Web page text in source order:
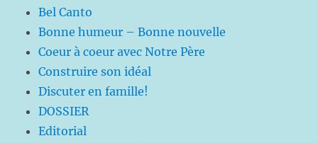
Bel Canto
Bonne humeur – Bonne nouvelle
Coeur à coeur avec Notre Père
Construire son idéal
Discuter en famille!
DOSSIER
Editorial